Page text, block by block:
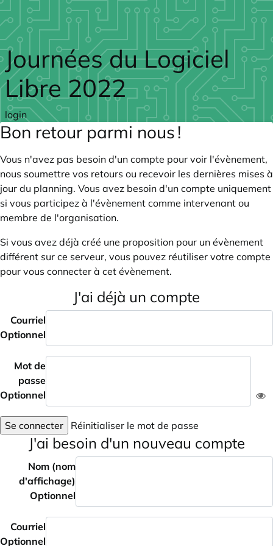
Skip to main content
Journées du Logiciel
Libre 2022
login
Bon retour parmi nous !
Vous n'avez pas besoin d'un compte pour voir l'évènement,
nous soumettre vos retours ou recevoir les dernières mises à
jour du planning. Vous avez besoin d'un compte uniquement
si vous participez à l'évènement comme intervenant ou
membre de l'organisation.
Si vous avez déjà créé une proposition pour un évènement
différent sur ce serveur, vous pouvez réutiliser votre compte
pour vous connecter à cet évènement.
J'ai déjà un compte
Courriel
Optionnel
Mot de
passe
Optionnel
Se connecter Réinitialiser le mot de passe
J'ai besoin d'un nouveau compte
Nom (nom
d'affichage)
Optionnel
Courriel
Optionnel